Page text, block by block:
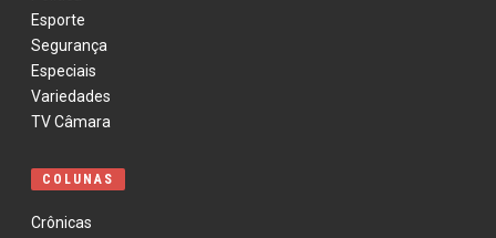
Esporte
Segurança
Especiais
Variedades
TV Câmara
COLUNAS
Crônicas